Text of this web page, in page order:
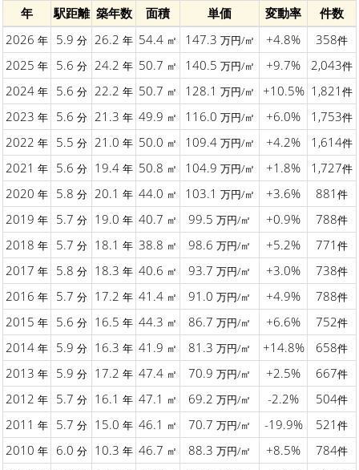
年 駅距離 築年数 面積 単価 変動率
件数
2026 年 5.9 分 26.2 年 54.4 ㎡ 147.3 万円/㎡ +4.8% 358件
2025 年 5.6 分 24.2 年 50.7 ㎡ 140.5 万円/㎡ +9.7% 2,043件
2024 年 5.6 分 22.2 年 50.7 ㎡ 128.1 万円/㎡ +10.5% 1,821 件
2023 年 5.6 分 21.3 年 49.9 ㎡ 116.0 万円/㎡ +6.0% 1,753件
2022 年 5.5 分 21.0 年 50.0 ㎡ 109.4 万円/㎡ +4.2% 1,614件
2021 年 5.6 分 19.4 年 50.8 ㎡ 104.9 万円/㎡ +1.8% 1,727件
2020 年 5.8 分 20.1 年 44.0 ㎡ 103.1 万円/㎡ +3.6% 881 件
2019 年 5.7 分 19.0 年 40.7 ㎡ 99.5 万円/㎡ +0.9% 788件
2018 年 5.7 分 18.1 年 38.8 ㎡ 98.6 万円/㎡ +5.2% 771 件
2017 年 5.8 分 18.3 年 40.6 ㎡ 93.7 万円/㎡ +3.0% 738件
2016 年 5.7 分 17.2 年 41.4 ㎡ 91.0 万円/㎡ +4.9% 788件
2015 年 5.6 分 16.5 年 44.3 ㎡ 86.7 万円/㎡ +6.6% 752件
2014 年 5.9 分 16.3 年 41.9 ㎡ 81.3 万円/㎡ +14.8% 658件
2013 年 5.9 分 17.2 年 47.4 ㎡ 70.9 万円/㎡ +2.5% 667件
2012 年 5.7 分 16.1 年 47.1 ㎡ 69.2 万円/㎡ -2.2% 504件
2011 年 5.7 分 15.0 年 46.1 ㎡ 70.7 万円/㎡ -19.9% 521 件
2010 年 6.0 分 10.3 年 46.7 ㎡ 88.3 万円/㎡ +8.5% 784件